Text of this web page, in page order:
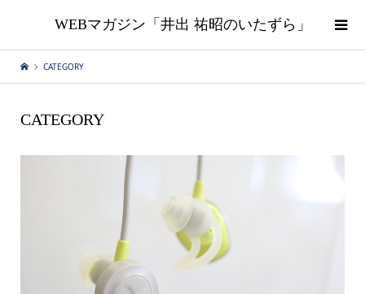
WEBマガジン「井出 祐昭のいたずら」
CATEGORY
CATEGORY